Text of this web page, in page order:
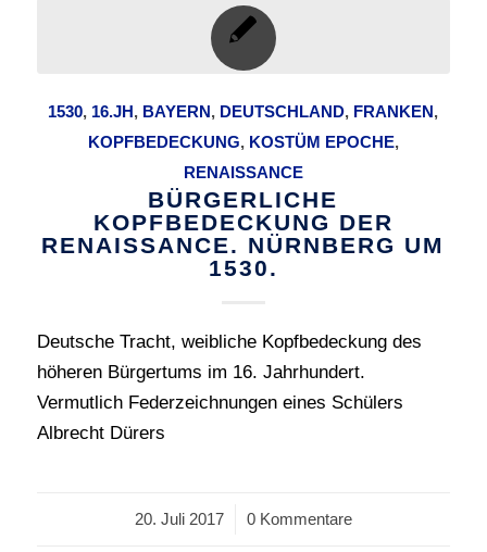
1530, 16.JH, BAYERN, DEUTSCHLAND, FRANKEN,
KOPFBEDECKUNG, KOSTÜM EPOCHE,
RENAISSANCE
BÜRGERLICHE
KOPFBEDECKUNG DER
RENAISSANCE. NÜRNBERG UM
1530.
Deutsche Tracht, weibliche Kopfbedeckung des
höheren Bürgertums im 16. Jahrhundert.
Vermutlich Federzeichnungen eines Schülers
Albrecht Dürers
20. Juli 2017
/ 0 Kommentare